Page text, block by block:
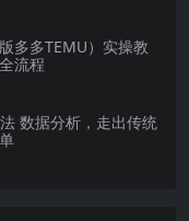
多多TEMU）实操教
流程
数据分析，走出传统